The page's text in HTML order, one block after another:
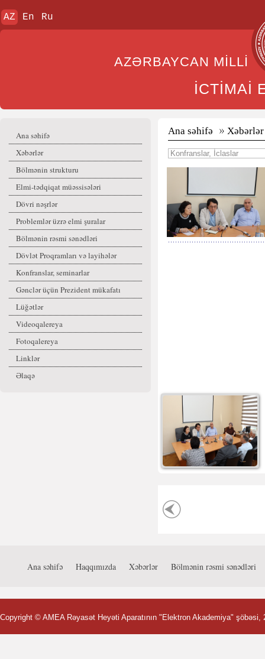
AZ En Ru
AZƏRBAYCAN
İCTİMAİ
Ana səhifə
Xəbərlər
Bölmənin strukturu
Elmi-tədqiqat müəssisələri
Dövri nəşrlər
Problemlər üzrə elmi şuralar
Bölmənin rəsmi sənədləri
Dövlət Proqramları və layihələr
Konfranslar, seminarlar
Gənclər üçün Prezident mükafatı
Lüğətlər
Videoqalereya
Fotoqalereya
Linklər
Əlaqə
Ana səhifə Xəbərlər
Ana səhifə Haqqımızda Xəbərlər Bölmənin rəsmi sənədləri
Copyright © AMEA Rəyasət Heyəti Aparatının "Elektron Akademiya" şöbəsi,